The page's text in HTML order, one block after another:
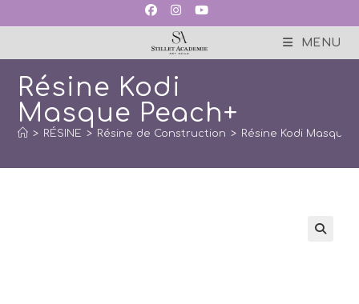
MENU
Résine Kodi
Masque Peach+
> RÉSINE > Résine de Construction > Résine Kodi Masque